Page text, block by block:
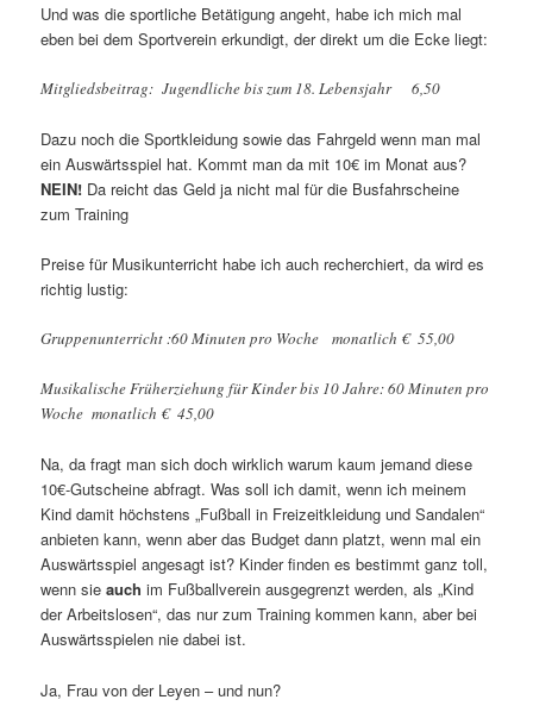
Und was die sportliche Betätigung angeht, habe ich mich mal
eben bei dem Sportverein erkundigt, der direkt um die Ecke liegt:
Mitgliedsbeitrag: Jugendliche bis zum 18. Lebensjahr 6,50
Dazu noch die Sportkleidung sowie das Fahrgeld wenn man mal
ein Auswärtsspiel hat. Kommt man da mit 10€ im Monat aus?
NEIN! Da reicht das Geld ja nicht mal für die Busfahrscheine
zum Training
Preise für Musikunterricht habe ich auch recherchiert, da wird es
richtig lustig:
Gruppenunterricht :60 Minuten pro Woche monatlich € 55,00
Musikalische Früherziehung für Kinder bis 10 Jahre: 60 Minuten pro
Woche monatlich € 45,00
Na, da fragt man sich doch wirklich warum kaum jemand diese
10€-Gutscheine abfragt. Was soll ich damit, wenn ich meinem
Kind damit höchstens „Fußball in Freizeitkleidung und Sandalen“
anbieten kann, wenn aber das Budget dann platzt, wenn mal ein
Auswärtsspiel angesagt ist? Kinder finden es bestimmt ganz toll,
wenn sieauch im Fußballverein ausgegrenzt werden, als „Kind
der Arbeitslosen“, das nur zum Training kommen kann, aber bei
Auswärtsspielen nie dabei ist.
Ja, Frau von der Leyen – und nun?